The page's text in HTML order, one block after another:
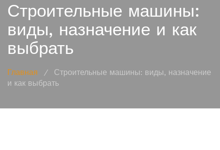
Строительные машины:
виды, назначение и как
выбрать
Главная /
Строительные машины: виды, назначение
и как выбрать